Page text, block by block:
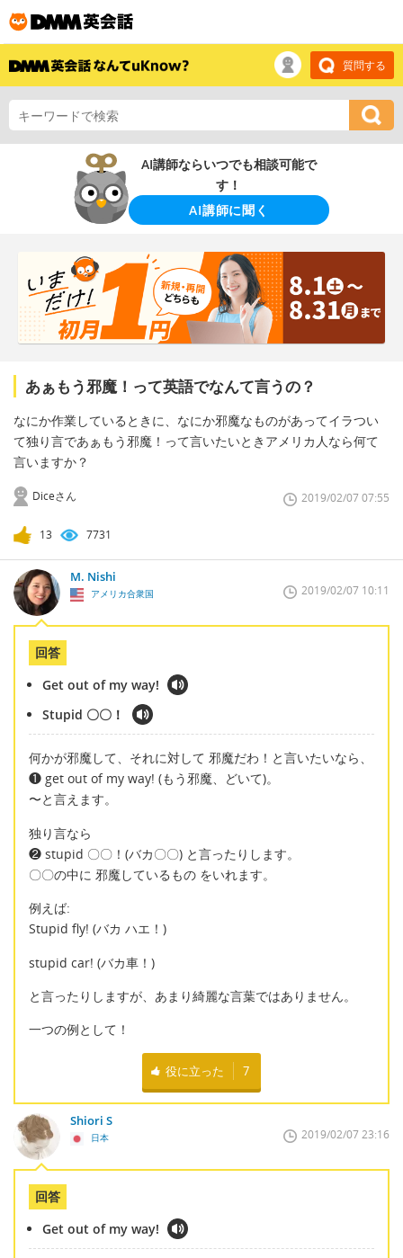
質問する
AI講師ならいつでも相談可能で
す！
AI講師に聞く
あぁもう邪魔！って英語でなんて言うの？
なにか作業しているときに、なにか邪魔なものがあってイラつい
て独り言であぁもう邪魔！って言いたいときアメリカ人なら何て
言いますか？
Diceさん 2019/02/07 07:55
13 7731
M. Nishi
アメリカ合衆国 2019/02/07 10:11
回答
Get out of my way!
Stupid 〇〇！
何かが邪魔して、それに対して 邪魔だわ！と言いたいなら、
❶ get out of my way! (もう邪魔、どいて)。
〜と言えます。
独り言なら
❷ stupid 〇〇！(バカ〇〇) と言ったりします。
〇〇の中に 邪魔しているもの をいれます。
例えば:
Stupid fly! (バカ ハエ！)
stupid car! (バカ車！)
と言ったりしますが、あまり綺麗な言葉ではありません。
一つの例として！
役に立った 7
Shiori S
日本 2019/02/07 23:16
回答
Get out of my way!